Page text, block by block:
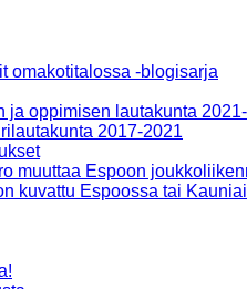
omakotitalossa -blogisarja
ja oppimisen lautakunta
2017-2021
muuttaa Espoon
kuvattu Espoossa tai